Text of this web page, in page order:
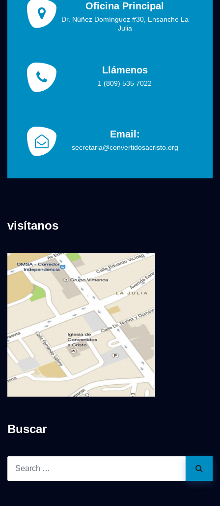
Oficina Principal
Dr. Núñez Domínguez #30, Ensanche La
Julia
Llámenos
1 (809) 535 7022
Email:
secretaria@convertidosacristo.org
visítanos
Buscar